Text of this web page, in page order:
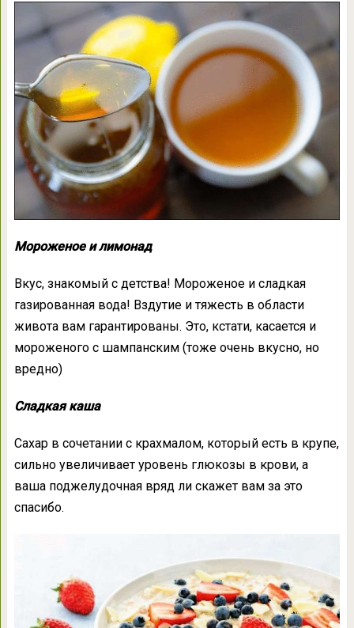
Мороженое и лимонад
Вкус, знакомый с детства! Мороженое и сладкая
газированная вода! Вздутие и тяжесть в области
живота вам гарантированы. Это, кстати, касается и
мороженого с шампанским (тоже очень вкусно, но
вредно)
Сладкая каша
Сахар в сочетании с крахмалом, который есть в крупе,
сильно увеличивает уровень глюкозы в крови, а
ваша поджелудочная вряд ли скажет вам за это
спасибо.